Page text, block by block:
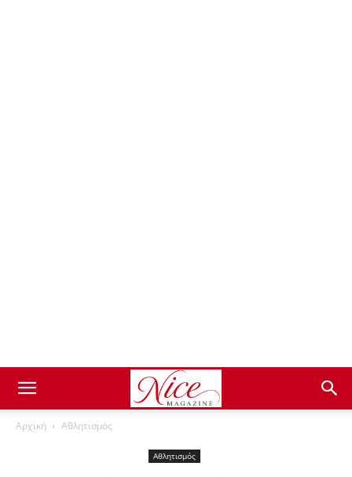
Αρχική Αθλητισμός
Αθλητισμός